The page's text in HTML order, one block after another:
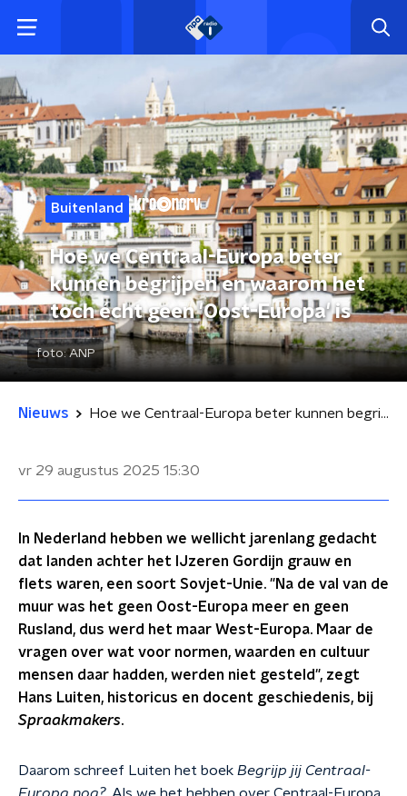
Buitenland
Hoe we Centraal-Europa beter
kunnen begrijpen en waarom het
toch écht geen 'Oost-Europa' is
foto:ANP
Nieuws Hoe we Centraal-Europa beter kunnen begrijpen en waarom het toch écht geen 'Oost-Europa' is
vr 29 augustus 2025 15:30
In Nederland hebben we wellicht jarenlang gedacht
dat landen achter het IJzeren Gordijn grauw en
flets waren, een soort Sovjet-Unie. "Na de val van de
muur was het geen Oost-Europa meer en geen
Rusland, dus werd het maar West-Europa. Maar de
vragen over wat voor normen, waarden en cultuur
mensen daar hadden, werden niet gesteld", zegt
Hans Luiten, historicus en docent geschiedenis, bij
Spraakmakers.
Daarom schreef Luiten het boek Begrijp jij Centraal-